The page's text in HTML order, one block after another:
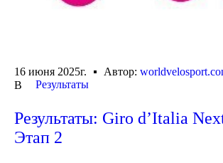
16 июня 2025г. Автор:
В
Результаты
Результаты: Giro d’Italia
Этап 2